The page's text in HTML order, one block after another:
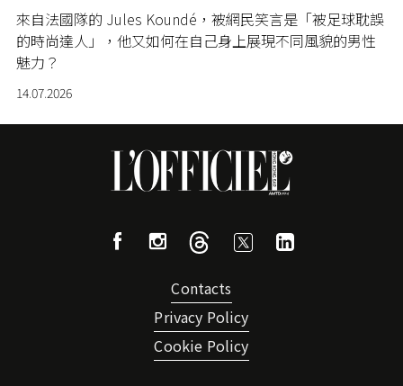
來自法國隊的 Jules Koundé，被網民笑言是「被足球耽誤
的時尚達人」，他又如何在自己身上展現不同風貌的男性
魅力？
14.07.2026
Contacts
Privacy Policy
Cookie Policy